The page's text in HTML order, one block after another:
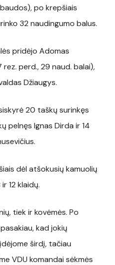
po krepšiais
32 naudingumo balus.
pridėjo Adomas
perd., 29 naud. balai),
Džiaugys.
20 taškų surinkęs
pelnęs Ignas Dirda ir 14
dėl atšokusių kamuolių
12 klaidų.
tiek ir kovėmės. Po
kad jokių
širdį, tačiau
VDU komandai sėkmės